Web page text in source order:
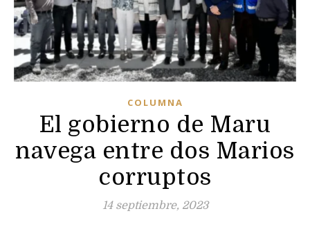
COLUMNA
El gobierno de Maru
navega entre dos Marios
corruptos
14 septiembre, 2023